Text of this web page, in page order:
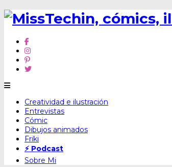
Skip
content
Creatividad e ilustración
Entrevistas
Cómic
Dibujos animados
Friki
⚡ Podcast
Sobre Mi